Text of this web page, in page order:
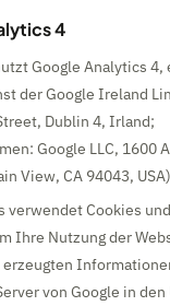
4
Google Analytics 4,
der Google Ireland
Dublin 4, Irland;
Google LLC, 1600
View, CA 94043,
verwendet Cookies
Ihre Nutzung der
erzeugten
von Google in den